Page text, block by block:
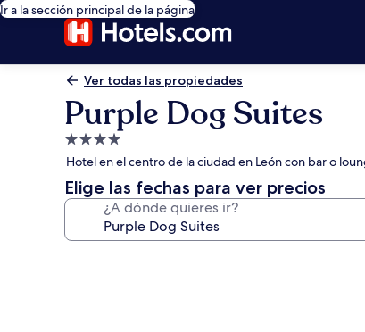
Ir a la sección principal de la página
Ver todas las propiedades
Purple Dog Suites
Propiedad
de
4.0
estrellas
Hotel en el centro de la ciudad en León con bar o
Elige las fechas para ver precios
¿A dónde quieres ir?